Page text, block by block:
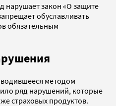
закон «О защите
обуславливать
обязательным
методом
ряд нарушений, которые
страховых продуктов.